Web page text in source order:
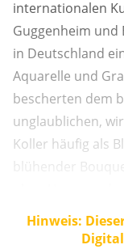
internationalen
Guggenheim und
in Deutschland
Aquarelle und
bescherten dem
unglaublichen,
Koller häufig als
blühender
Hinweis: